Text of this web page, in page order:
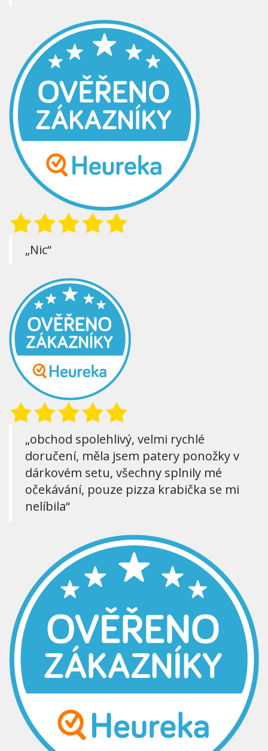
„Nic“
„obchod spolehlivý, velmi rychlé
doručení, měla jsem patery ponožky v
dárkovém setu, všechny splnily mé
očekávání, pouze pizza krabička se mi
nelíbila“